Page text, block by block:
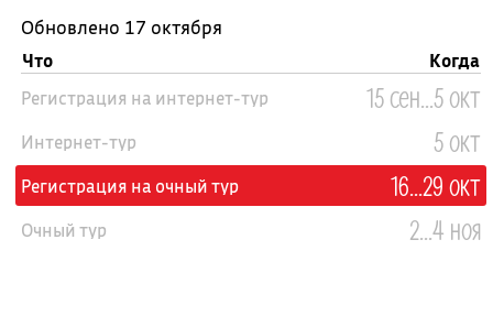
Обновлено 17 октября
Что
Когда
Регистрация на интернет-тур
15 сен...5 окт
Интернет-тур 5 окт
Регистрация на очный тур 16...29 окт
Очный тур 2...4 ноя